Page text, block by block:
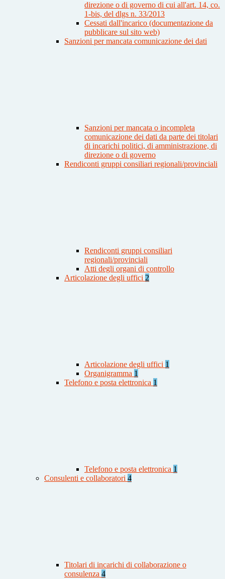
direzione o di governo di cui all'art. 14, co.
1-bis, del dlgs n. 33/2013
Cessati dall'incarico (documentazione da
pubblicare sul sito web)
Sanzioni per mancata comunicazione dei dati
Sanzioni per mancata o incompleta
comunicazione dei dati da parte dei titolari
di incarichi politici, di amministrazione, di
direzione o di governo
Rendiconti gruppi consiliari regionali/provinciali
Rendiconti gruppi consiliari
regionali/provinciali
Atti degli organi di controllo
Articolazione degli uffici 2
Articolazione degli uffici 1
Organigramma 1
Telefono e posta elettronica 1
Telefono e posta elettronica 1
Consulenti e collaboratori 4
Titolari di incarichi di collaborazione o
consulenza 4